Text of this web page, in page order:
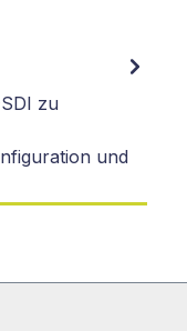
zu
und